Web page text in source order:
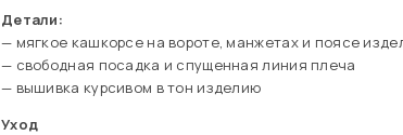
Детали:
— мягкое кашкорсе на вороте, манжетах и поясе
— свободная посадка и спущенная линия плеча
— вышивка курсивом в тон изделию
Уход